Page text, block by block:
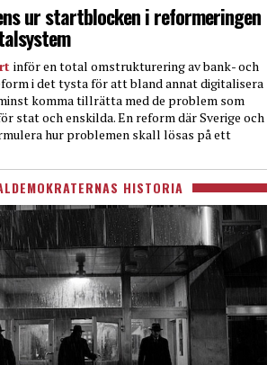
ur startblocken i reformeringen
inför en total omstrukturering av bank- och
i det tysta för att bland annat digitalisera
komma tillrätta med de problem som
stat och enskilda. En reform där Sverige och
hur problemen skall lösas på ett
HISTORIA